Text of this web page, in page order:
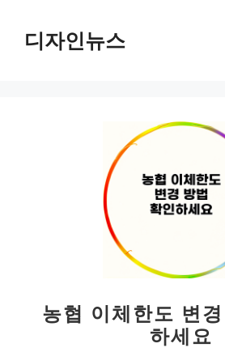
디자인뉴스
농협 이체한도 변
하세요